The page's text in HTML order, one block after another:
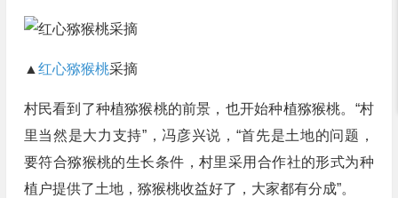
▲ 红心猕猴桃采摘
村民看到了种植猕猴桃的前景，也开始种植猕猴桃。“村
里当然是大力支持”，冯彦兴说，“首先是土地的问题，
要符合猕猴桃的生长条件，村里采用合作社的形式为种
植户提供了土地，猕猴桃收益好了，大家都有分成”。